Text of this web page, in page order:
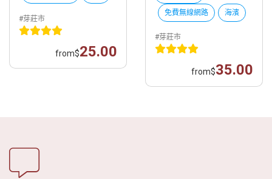
#芽莊市
from$25.00
免費無線網路 海濱
#芽莊市
from$35.00